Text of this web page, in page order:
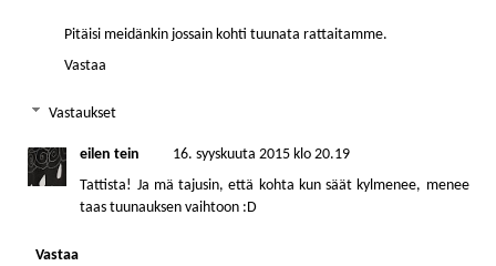
Pitäisi meidänkin jossain kohti tuunata rattaitamme.
Vastaa
Vastaukset
eilen tein
16. syyskuuta 2015 klo 20.19
Tattista! Ja mä tajusin, että kohta kun säät kylmenee, menee
taas tuunauksen vaihtoon :D
Vastaa